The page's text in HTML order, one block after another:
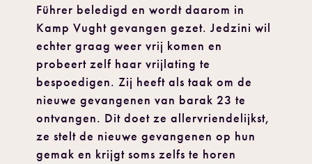
Führer beledigd en wordt daarom in
Kamp Vught gevangen gezet. Jedzini wil
echter graag weer vrij komen en
probeert zelf haar vrijlating te
bespoedigen. Zij heeft als taak om de
nieuwe gevangenen van barak 23 te
ontvangen. Dit doet ze allervriendelijkst,
ze stelt de nieuwe gevangenen op hun
gemak en krijgt soms zelfs te horen